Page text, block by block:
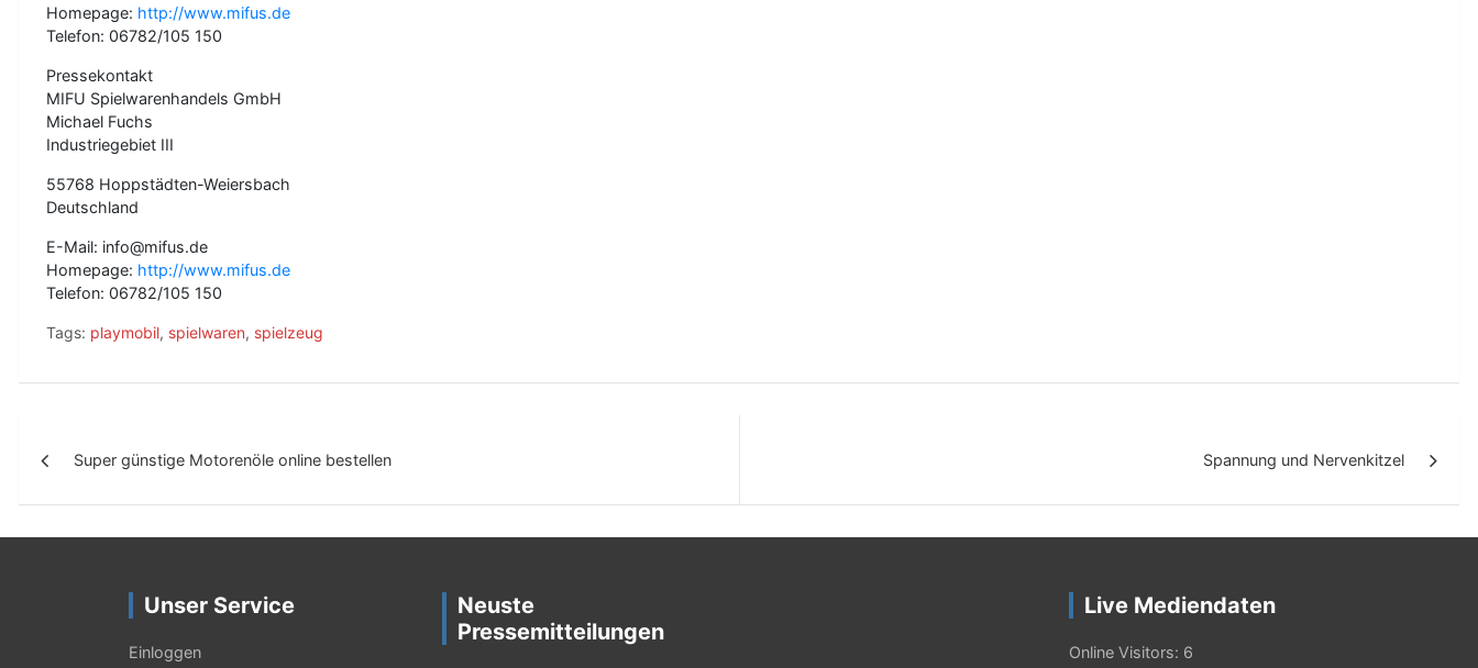
Homepage: http://www.mifus.de
Telefon: 06782/105 150
Pressekontakt
MIFU Spielwarenhandels GmbH
Michael Fuchs
Industriegebiet III
55768 Hoppstädten-Weiersbach
Deutschland
E-Mail: info@mifus.de
Homepage: http://www.mifus.de
Telefon: 06782/105 150
Tags: playmobil, spielwaren, spielzeug
i
t
Super günstige Motorenöle online bestellen Spannung und Nervenkitzel
Unser Service
Einloggen
Neuste
Pressemitteilungen
Live Mediendaten
Online Visitors: 6